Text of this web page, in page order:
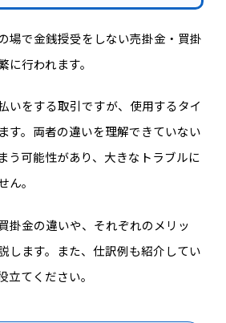
場で金銭授受をしない売掛金・買掛
行われます。
いをする取引ですが、使用するタイ
す。両者の違いを理解できていない
う可能性があり、大きなトラブルに
。
掛金の違いや、それぞれのメリッ
します。また、仕訳例も紹介してい
立てください。